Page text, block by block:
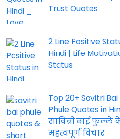
Trust Quotes
2 Line Positive
Hindi | Life
Status
Top 20+ Savitri Bai
Phule Quotes in
सावित्री बाई फुल्ले
महत्वपूर्ण विचार